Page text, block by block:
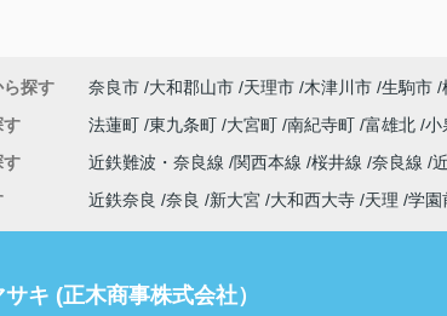
探す 奈良市 大和郡山市 天理市 木津川市 生駒市
す
法蓮町 東九条町 大宮町 南紀寺町 富雄北 小
す
近鉄難波・奈良線 関西本線 桜井線 奈良線
近鉄奈良 奈良 新大宮 大和西大寺 天理 学園
キ (正木商事株式会社）